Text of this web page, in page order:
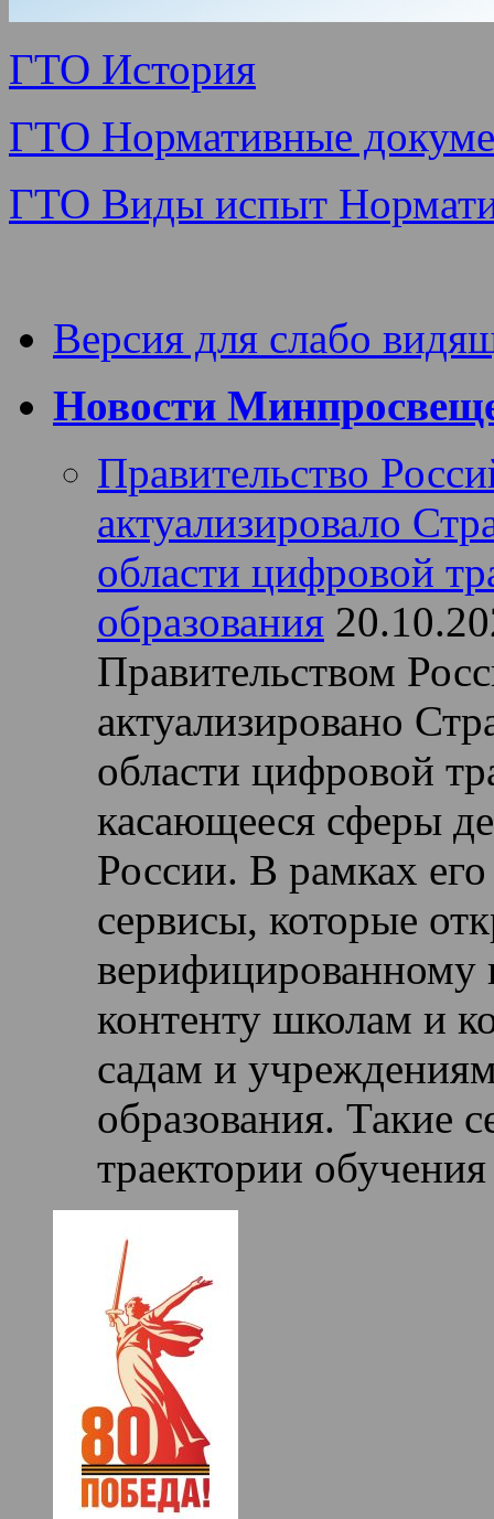
ГТО История
ГТО Нормативные
ГТО Виды испыт
Версия для слабо
Новости
Правительство
актуализировало
области цифровой
образования
Правительством
актуализировано
области цифровой
касающееся сферы
России. В рамках
сервисы, которые
верифицированному
контенту школам и
садам и
образования. Такие
траектории